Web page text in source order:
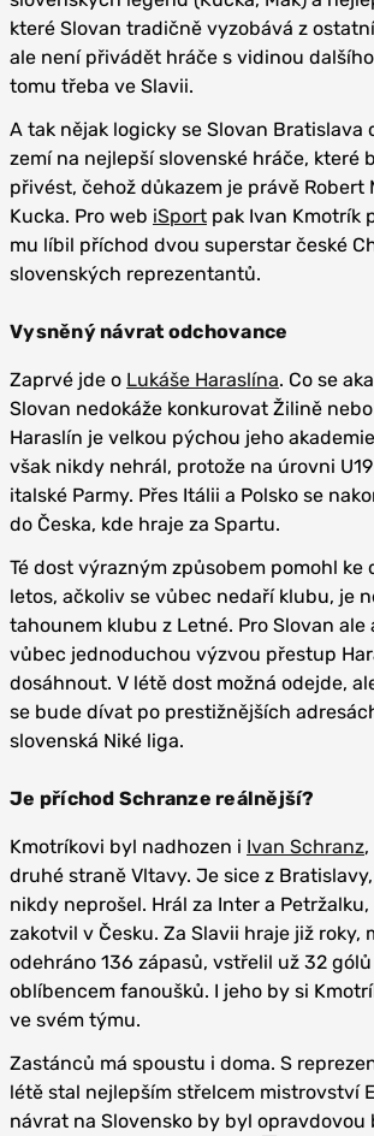
které Slovan tradičně vyzobává z
ale není přivádět hráče s vidinou
tomu třeba ve Slavii.
A tak nějak logicky se Slovan Bratislava
zemí na nejlepší slovenské hráče, které
přivést, čehož důkazem je právě Robert
Kucka. Pro web iSport pak Ivan Kmotrík
mu líbil příchod dvou superstar české
slovenských reprezentantů.
Vysněný návrat odchovance
Zaprvé jde o Lukáše Haraslína. Co se
Slovan nedokáže konkurovat Žilině
Haraslín je velkou pýchou jeho
však nikdy nehrál, protože na úrovni
italské Parmy. Přes Itálii a Polsko se
do Česka, kde hraje za Spartu.
Té dost výrazným způsobem pomohl ke
letos, ačkoliv se vůbec nedaří klubu, je
tahounem klubu z Letné. Pro Slovan ale
vůbec jednoduchou výzvou přestup
dosáhnout. V létě dost možná odejde,
se bude dívat po prestižnějších
slovenská Niké liga.
Je příchod Schranze reálnější?
Kmotríkovi byl nadhozen i Ivan Schranz
druhé straně Vltavy. Je sice z
nikdy neprošel. Hrál za Inter a
zakotvil v Česku. Za Slavii hraje již roky,
odehráno 136 zápasů, vstřelil už 32
oblíbencem fanoušků. I jeho by si
ve svém týmu.
Zastánců má spoustu i doma. S
létě stal nejlepším střelcem mistrovství
návrat na Slovensko by byl opravdovou